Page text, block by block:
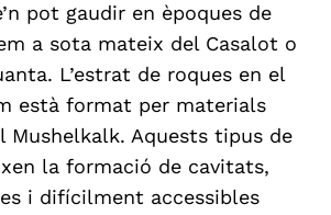
pot gaudir en èpoques de
a sota mateix del Casalot o
L’estrat de roques en el
està format per materials
Mushelkalk. Aquests tipus de
la formació de cavitats,
i difícilment accessibles